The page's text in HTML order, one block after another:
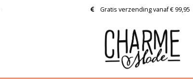
Gratis verzending vanaf € 99,95